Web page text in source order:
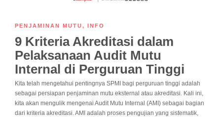
PENJAMINAN MUTU, INFO
9 Kriteria Akreditasi dalam
Pelaksanaan Audit Mutu
Internal di Perguruan Tinggi
Kita telah mengetahui pentingnya SPMI bagi perguruan tinggi adalah
sebagai persiapan penjaminan mutu eksternal atau akreditasi. Kali ini,
kita akan mengulik mengenai Audit Mutu Internal (AMI) sebagai bagian
dari kriteria akreditasi. AMI adalah proses pengujian yang sistematik,